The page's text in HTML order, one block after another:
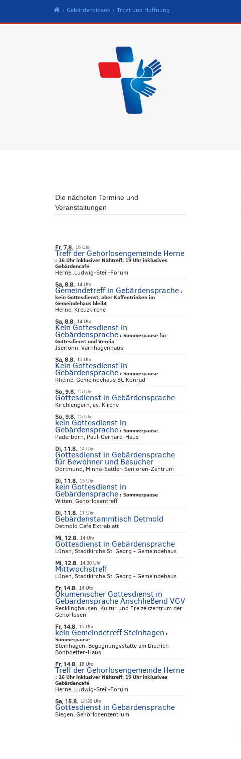
StartGebärdenvideos Trost und Hoffnung
Die nächsten Termine und
Veranstaltungen
Fr, 7.8. 16 Uhr
Treff der Gehörlosengemeinde Herne
: 16 Uhr inklusiver Nähtreff, 19 Uhr inklusives
Gebärdencafé
Herne, Ludwig-Steil-Forum
Sa, 8.8. 14 Uhr
Gemeindetreff in Gebärdensprache:
kein Gottesdienst, aber Kaffeetrinken im
Gemeindehaus bleibt
Herne, Kreuzkirche
Sa, 8.8. 14 Uhr
Kein Gottesdienst in
Gebärdensprache: Sommerpause für
Gottesdienst und Verein
Iserlohn, Varnhagenhaus
Sa, 8.8. 15 Uhr
Kein Gottesdienst in
Gebärdensprache: Sommerpause
Rheine, Gemeindehaus St. Konrad
So, 9.8. 15 Uhr
Gottesdienst in Gebärdensprache
Kirchlengern, ev. Kirche
So, 9.8. 15 Uhr
kein Gottesdienst in
Gebärdensprache: Sommerpause
Paderborn, Paul-Gerhard-Haus
Di, 11.8. 14 Uhr
Gottesdienst in Gebärdensprache
für Bewohner und Besucher
Dortmund, Minna-Sattler-Senioren-Zentrum
Di, 11.8. 15 Uhr
kein Gottesdienst in
Gebärdensprache: Sommerpause
Witten, Gehörlosentreff
Di, 11.8. 17 Uhr
Gebärdenstammtisch Detmold
Detmold Café Extrablatt
Mi, 12.8. 14 Uhr
Gottesdienst in Gebärdensprache
Lünen, Stadtkirche St. Georg - Gemeindehaus
Mi, 12.8. 14:30 Uhr
Mittwochstreff
Lünen, Stadtkirche St. Georg - Gemeindehaus
Fr, 14.8. 14 Uhr
Ökumenischer Gottesdienst in
Gebärdensprache Anschließend VGV
Recklinghausen, Kultur und Freizeitzentrum der
Gehörlosen
Fr, 14.8. 15 Uhr
kein Gemeindetreff Steinhagen :
Sommerpause
Steinhagen, Begegnungsstätte am Dietrich-
Bonhoeffer-Haus
Fr, 14.8. 16 Uhr
Treff der Gehörlosengemeinde Herne
: 16 Uhr inklusiver Nähtreff, 19 Uhr inklusives
Gebärdencafé
Herne, Ludwig-Steil-Forum
Sa, 15.8. 14:30 Uhr
Gottesdienst in Gebärdensprache
Siegen, Gehörlosenzentrum